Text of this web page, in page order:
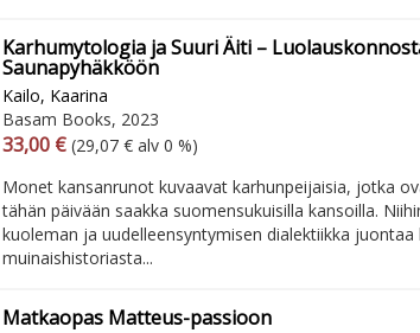
Karhumytologia ja Suuri Äiti –
Saunapyhäkköön
Kailo, Kaarina
Basam Books, 2023
Arvonlisäverollinen hinta
33,00 € Arvonlisäveroton hinta
(29,07 € alv 0 %)
Monet kansanrunot kuvaavat karhunpeijaisia, jotka
tähän päivään saakka suomensukuisilla kansoilla.
kuoleman ja uudelleensyntymisen dialektiikka juontaa
muinaishistoriasta...
Matkaopas Matteus-passioon